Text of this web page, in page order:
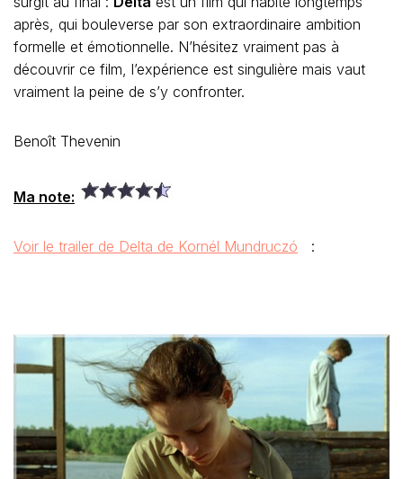
après, qui bouleverse par son extraordinaire ambition
formelle et émotionnelle. N’hésitez vraiment pas à
découvrir ce film, l’expérience est singulière mais vaut
vraiment la peine de s’y confronter.
Benoît Thevenin
Ma note:
Voir le trailer de Delta de Kornél Mundruczó :